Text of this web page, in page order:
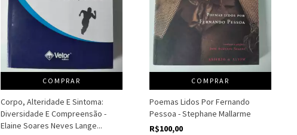
COMPRAR
Corpo, Alteridade E Sintoma:
Diversidade E Compreensão -
Elaine Soares Neves Lange...
COMPRAR
Poemas Lidos Por Fernando
Pessoa - Stephane Mallarme
R$100,00